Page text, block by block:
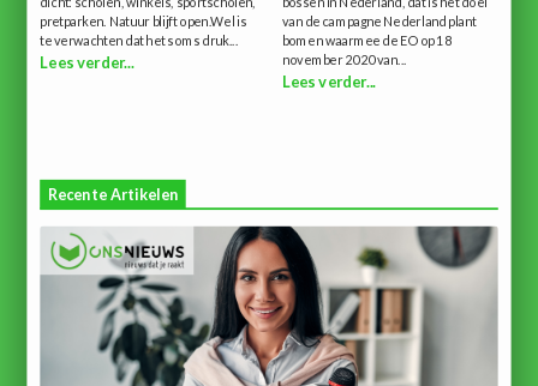
pretparken. Natuur blijft open.Wel is
te verwachten dat het soms druk...
Lees verder...
van de campagne Nederland plant
bomen waarmee de EO op 18
november 2020 van...
Lees verder...
Recente Artikelen